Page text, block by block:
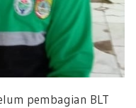
pembagian BLT